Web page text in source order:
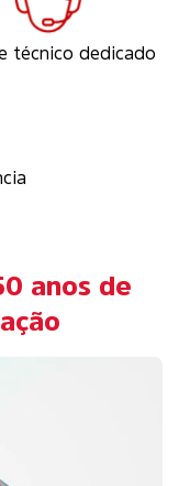
técnico dedicado
anos de